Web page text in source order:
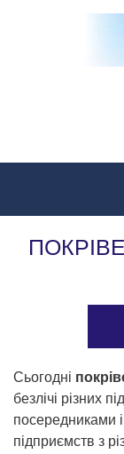
Сьогодні
безлічі різних
посередниками
підприємств з